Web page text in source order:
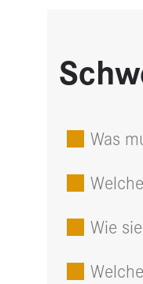
Was
Wie